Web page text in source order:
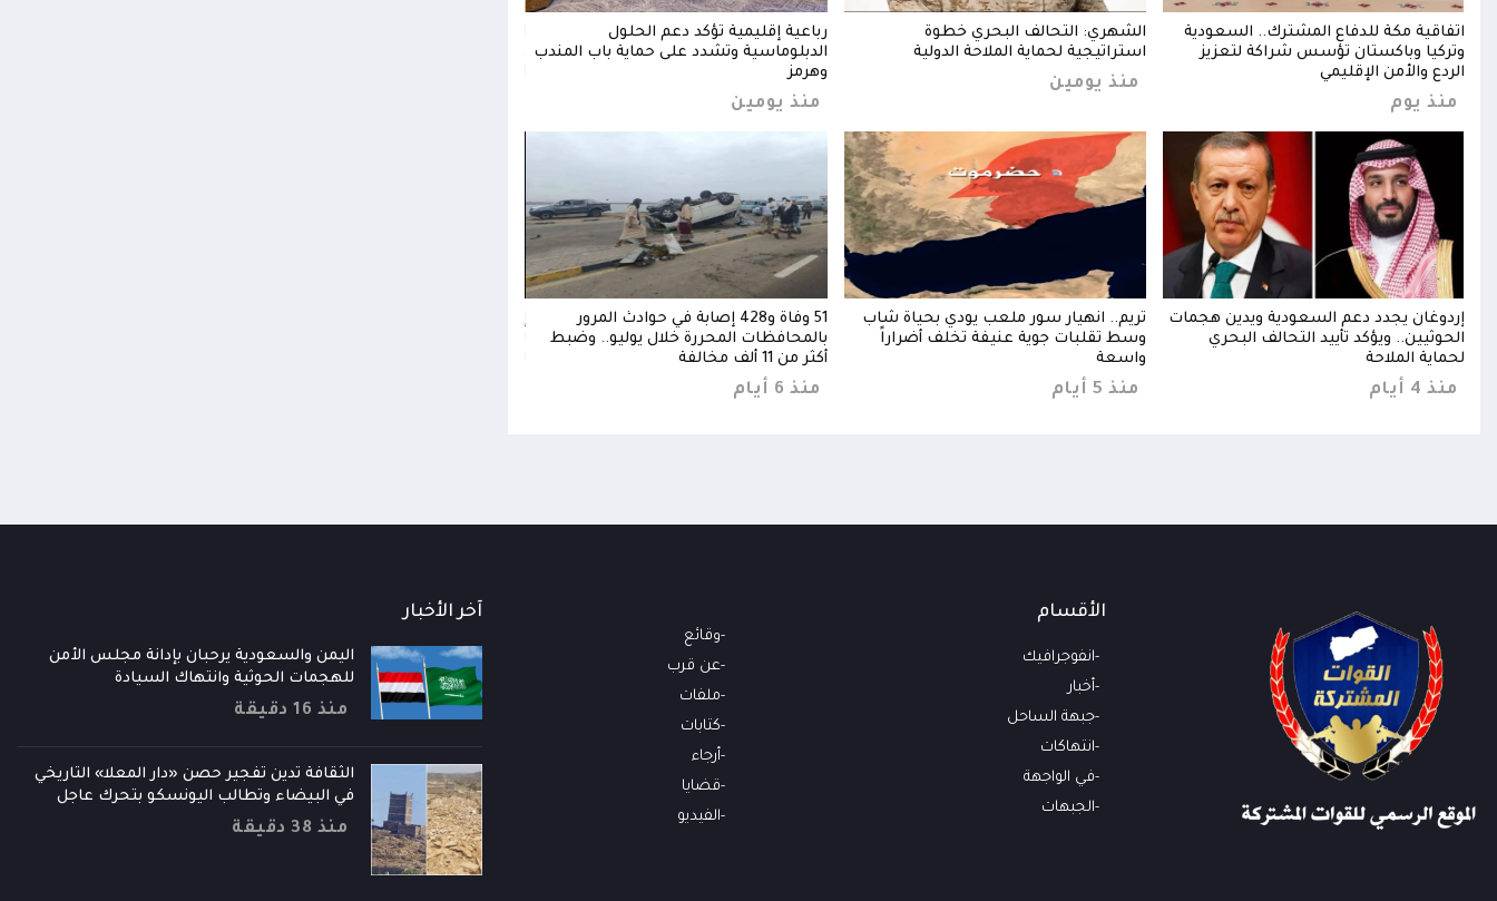
اتفاقية مكة للدفاع المشترك.. السعودية
وتركيا وباكستان تؤسس شراكة لتعزيز
الردع والأمن الإقليمي
منذ يوم
الشهري: التحالف البحري خطوة
استراتيجية لحماية الملاحة الدولية
منذ يومين
رباعية إقليمية تؤكد دعم الحلول
الدبلوماسية وتشدد على حماية باب المندب
وهرمز
منذ يومين
إردوغان يجدد دعم السعودية ويدين هجمات
الحوثيين.. ويؤكد تأييد التحالف البحري
لحماية الملاحة
منذ 4 أيام
تريم.. انهيار سور ملعب يودي بحياة شاب
وسط تقلبات جوية عنيفة تخلف أضراراً
واسعة
منذ 5 أيام
51 وفاة و428 إصابة في حوادث المرور
بالمحافظات المحررة خلال يوليو.. وضبط
أكثر من 11 ألف مخالفة
منذ 6 أيام
إردوغان يجدد دعم السعودية ويدين هجمات
الأقسام
انفوجرافيك
أخبار
جبهة الساحل
انتهاكات
في الواجهة
الجبهات
وقائع
عن قرب
ملفات
كتابات
أرجاء
قضايا
الفيديو
آخر الأخبار
اليمن والسعودية يرحبان بإدانة مجلس الأمن
للهجمات الحوثية وانتهاك السيادة
منذ 16 دقيقة
الثقافة تدين تفجير حصن «دار المعلا» التاريخي
في البيضاء وتطالب اليونسكو بتحرك عاجل
منذ 38 دقيقة